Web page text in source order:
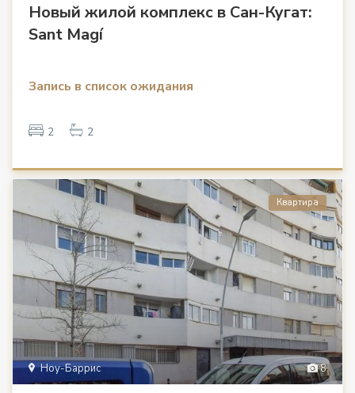
Новый жилой комплекс в Сан-Кугат:
Sant Magí
Запись в список ожидания
2 2
8
Ноу-Баррис
Квартира